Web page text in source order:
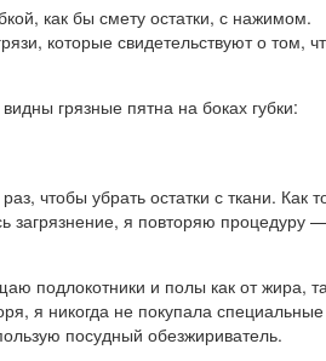
как бы смету остатки, с нажимом.
которые свидетельствуют о том,
грязные пятна на боках губки:
чтобы убрать остатки с ткани. Как
загрязнение, я повторяю процедуру
подлокотники и полы как от жира,
я никогда не покупала специальные
посудный обезжириватель.